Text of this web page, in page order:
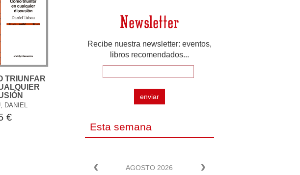
TRIUNFAR
DANIEL
€
Newsletter
Recibe nuestra newsletter: eventos,
libros recomendados...
enviar
Esta semana
AGOSTO 2026